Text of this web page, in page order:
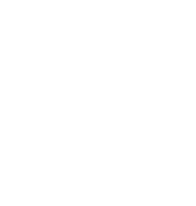
TUTUSTU
KATSO